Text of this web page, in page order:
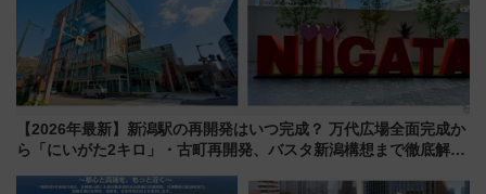
【2026年最新】新潟駅の再開発はいつ完成？ 万代広場全面完成か
ら「にいがた2キロ」・古町再開発、バスタ新潟構想まで徹底解